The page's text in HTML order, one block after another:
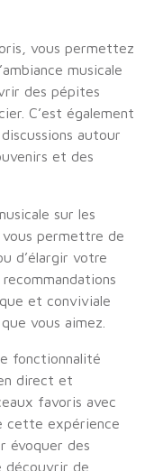
vous permettez
musicale
des pépites
C’est également
autour
et des
sur les
permettre de
d’élargir votre
et conviviale
vous aimez.
fonctionnalité
direct et
favoris avec
cette expérience
évoquer des
découvrir de